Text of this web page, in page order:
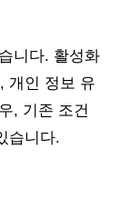
니다. 활성화
개인 정보 유
, 기존 조건
습니다.